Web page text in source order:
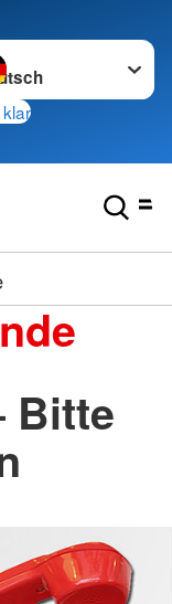
wechseln zu
Bitte